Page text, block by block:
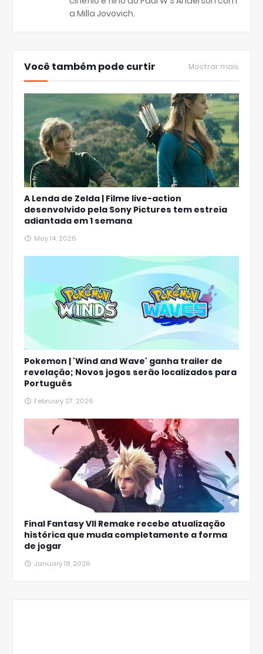
a Milla Jovovich.
Você também pode curtir Mostrar mais
A Lenda de Zelda | Filme live-action
desenvolvido pela Sony Pictures tem estreia
adiantada em 1 semana
May 14, 2026
Pokemon | 'Wind and Wave' ganha trailer de
revelação; Novos jogos serão localizados para
Português
February 27, 2026
Final Fantasy VII Remake recebe atualização
histórica que muda completamente a forma
de jogar
January 18, 2026